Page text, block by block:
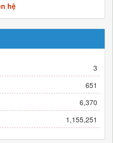
hệ
3
651
6,370
1,155,251